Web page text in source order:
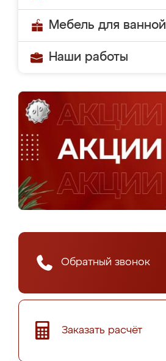
Мебель для ванной
Наши работы
Обратный звонок
Заказать расчёт